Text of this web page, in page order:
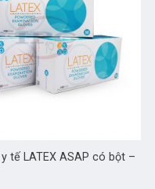
tế LATEX ASAP có bột –